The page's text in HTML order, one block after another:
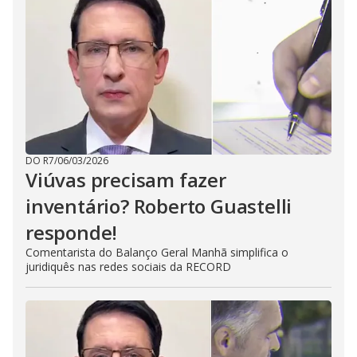
DO R7/06/03/2026
Viúvas precisam fazer
inventário? Roberto Guastelli
responde!
Comentarista do Balanço Geral Manhã simplifica o
juridiquês nas redes sociais da RECORD